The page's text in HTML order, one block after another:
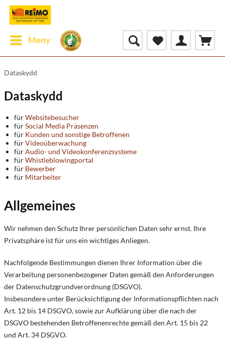
Meny
Dataskydd
Dataskydd
fürWebsitebesucher
fürSocial Media Präsenzen
für Kunden und sonstige Betroffenen
fürVideoüberwachung
fürAudio- und Videokonferenzsysteme
fürWhistleblowingportal
für Bewerber
für Mitarbeiter
Allgemeines
Wir nehmen den Schutz Ihrer persönlichen Daten sehr ernst. Ihre
Privatsphäre ist für uns ein wichtiges Anliegen.
Nachfolgende Bestimmungen dienen Ihrer Information über die
Verarbeitung personenbezogener Daten gemäß den Anforderungen
der Datenschutzgrundverordnung (DSGVO).
Insbesondere unter Berücksichtigung der Informationspflichten nach
Art. 12 bis 14 DSGVO, sowie zur Aufklärung über die nach der
DSGVO bestehenden Betroffenenrechte gemäß den Art. 15 bis 22
und Art. 34 DSGVO.